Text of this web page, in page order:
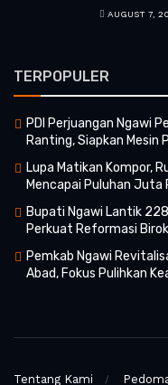
AUGUST 7,
TERPOPULER
PDI Perjuangan Ngawi
Ranting, Siapkan Mesin
Lupa Matikan Kompor,
Mencapai Puluhan Juta
Bupati Ngawi Lantik
Perkuat Reformasi
Pemkab Ngawi
Abad, Fokus Pulihkan
Tentang Kami